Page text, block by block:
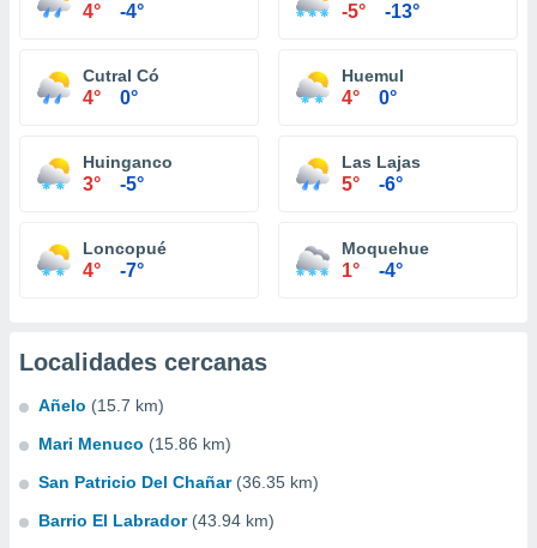
4° -4° -5° -13°
Cutral Có
4° 0°
Huemul
4° 0°
Huinganco
3° -5°
Las Lajas
5° -6°
Loncopué
4° -7°
Moquehue
1° -4°
Localidades cercanas
Añelo (15.7 km)
Mari Menuco (15.86 km)
San Patricio Del Chañar (36.35 km)
Barrio El Labrador (43.94 km)